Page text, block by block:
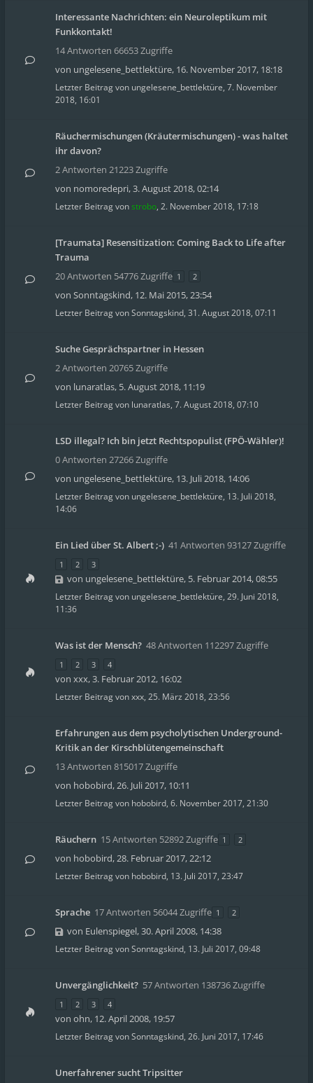
Interessante Nachrichten: ein Neuroleptikum mit
Funkkontakt!
14 Antworten 66653 Zugriffe
von ungelesene_bettlektüre, 16. November 2017, 18:18
Letzter Beitrag von ungelesene_bettlektüre, 7. November
2018, 16:01
Räuchermischungen (Kräutermischungen) - was haltet
ihr davon?
2 Antworten 21223 Zugriffe
von nomoredepri,3. August 2018, 02:14
Letzter Beitrag vonstrobo, 2. November 2018, 17:18
[Traumata] Resensitization: Coming Back to Life after
Trauma
20 Antworten 54776 Zugriffe 1 2
von Sonntagskind, 12. Mai 2015, 23:54
Letzter Beitrag vonSonntagskind, 31. August 2018, 07:11
Suche Gesprächspartner in Hessen
2 Antworten 20765 Zugriffe
von lunaratlas, 5. August 2018, 11:19
Letzter Beitrag von lunaratlas, 7. August 2018, 07:10
LSD illegal? Ich bin jetzt Rechtspopulist (FPÖ-Wähler)!
0 Antworten 27266 Zugriffe
von ungelesene_bettlektüre, 13. Juli 2018, 14:06
Letzter Beitrag von ungelesene_bettlektüre, 13. Juli 2018,
14:06
Ein Lied über St. Albert ;-) 41 Antworten 93127 Zugriffe
1 2 3
von ungelesene_bettlektüre, 5. Februar 2014, 08:55
Letzter Beitrag von ungelesene_bettlektüre, 29. Juni 2018,
11:36
Was ist der Mensch? 48 Antworten 112297 Zugriffe
1 2 3 4
von xxx,3. Februar 2012, 16:02
Letzter Beitrag vonxxx, 25. März 2018, 23:56
Erfahrungen aus dem psycholytischen Underground-
Kritik an der Kirschblütengemeinschaft
13 Antworten 815017 Zugriffe
von hobobird,26. Juli 2017, 10:11
Letzter Beitrag von hobobird, 6. November 2017, 21:30
Räuchern 15 Antworten 52892 Zugriffe 1 2
von hobobird,28. Februar 2017, 22:12
Letzter Beitrag von hobobird, 13. Juli 2017, 23:47
Sprache 17 Antworten 56044 Zugriffe 1 2
von Eulenspiegel,30. April 2008, 14:38
Letzter Beitrag vonSonntagskind, 13. Juli 2017, 09:48
Unvergänglichkeit? 57 Antworten 138736 Zugriffe
1 2 3 4
von ohn, 12. April 2008, 19:57
Letzter Beitrag vonSonntagskind, 26. Juni 2017, 17:46
Unerfahrener sucht Tripsitter